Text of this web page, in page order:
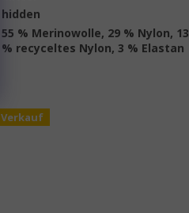
hidden
55 % Merinowolle, 29 % Nylon, 13
% recyceltes Nylon, 3 % Elastan
Verkauf